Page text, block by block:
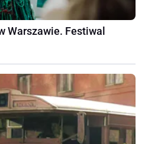
Warszawie. Festiwal